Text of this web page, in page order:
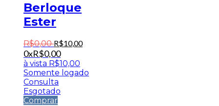
Berloque
Ester
R$0,00 R$10,00
0xR$0,00
à vista R$10,00
Somente logado
Consulta
Esgotado
Comprar